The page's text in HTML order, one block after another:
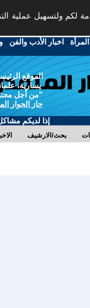
لكم ولتسهيل عملية
- اخبار الأدب والفن -
الموقع
يسارية،
"من أجل
حاز الحوار
إذا لديكم
بحث/الارشيف